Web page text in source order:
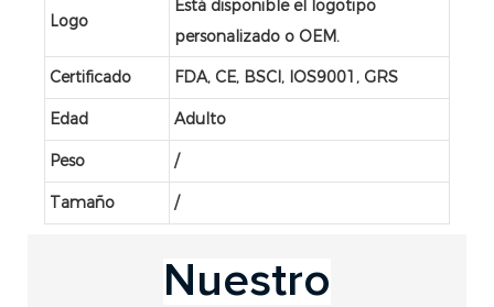
Logo
Está disponible el logotipo
personalizado o OEM.
Certificado FDA, CE, BSCI, IOS9001, GRS
Edad Adulto
Peso /
Tamaño /
Nuestro